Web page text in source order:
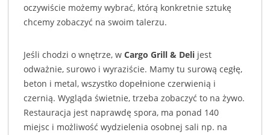
oczywiście możemy wybrać, którą konkretnie sztukę
chcemy zobaczyć na swoim talerzu.
Jeśli chodzi o wnętrze, wCargo Grill & Deli jest
odważnie, surowo i wyraziście. Mamy tu surową cegłę,
beton i metal, wszystko dopełnione czerwienią i
czernią. Wygląda świetnie, trzeba zobaczyć to na żywo.
Restauracja jest naprawdę spora, ma ponad 140
miejsc i możliwość wydzielenia osobnej sali np. na